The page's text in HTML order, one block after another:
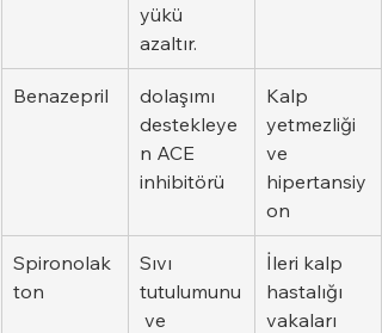
yükü
azaltır.
Benazepril
dolaşımı
destekleye
n ACE
inhibitörü
Kalp
yetmezliği
ve
hipertansiy
on
Spironolak
ton
Sıvı
tutulumunu
ve
İleri kalp
hastalığı
vakaları